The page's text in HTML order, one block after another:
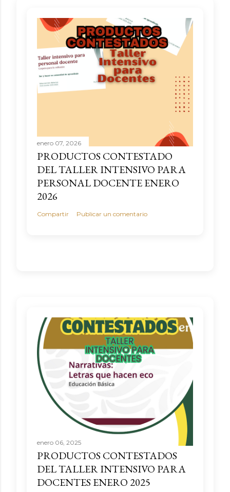
enero 07, 2026
PRODUCTOS CONTESTADO
DEL TALLER INTENSIVO PARA
PERSONAL DOCENTE ENERO
2026
Compartir Publicar un comentario
enero 06, 2025
PRODUCTOS CONTESTADOS
DEL TALLER INTENSIVO PARA
DOCENTES ENERO 2025